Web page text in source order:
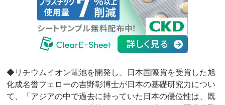
◆リチウムイオン電池を開発し、日本国際賞を受賞した旭
化成名誉フェローの吉野彰博士が日本の基礎研究力につい
て、「アジアの中で過去に持っていた日本の優位性は、既